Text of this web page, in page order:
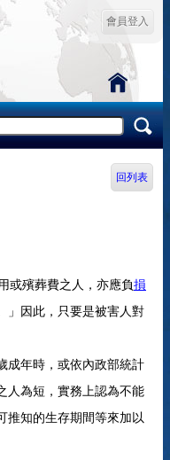
會員登入
回列表
或殯葬費之人，亦應負損
」因此，只要是被害人對
成年時，或依內政部統計
人為短，實務上認為不能
推知的生存期間等來加以